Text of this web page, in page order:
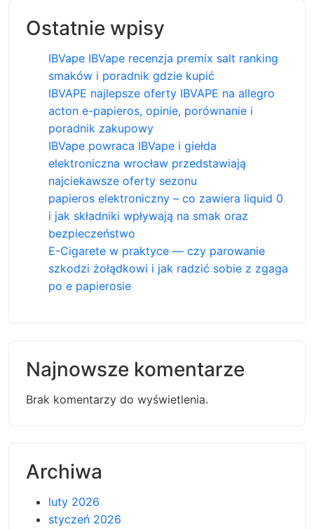
Ostatnie wpisy
IBVape IBVape recenzja premix salt ranking
smaków i poradnik gdzie kupić
IBVAPE najlepsze oferty IBVAPE na allegro
acton e-papieros, opinie, porównanie i
poradnik zakupowy
IBVape powraca IBVape i giełda
elektroniczna wrocław przedstawiają
najciekawsze oferty sezonu
papieros elektroniczny – co zawiera liquid 0
i jak składniki wpływają na smak oraz
bezpieczeństwo
E-Cigarete w praktyce — czy parowanie
szkodzi żołądkowi i jak radzić sobie z zgaga
po e papierosie
Najnowsze komentarze
Brak komentarzy do wyświetlenia.
Archiwa
luty 2026
styczeń 2026